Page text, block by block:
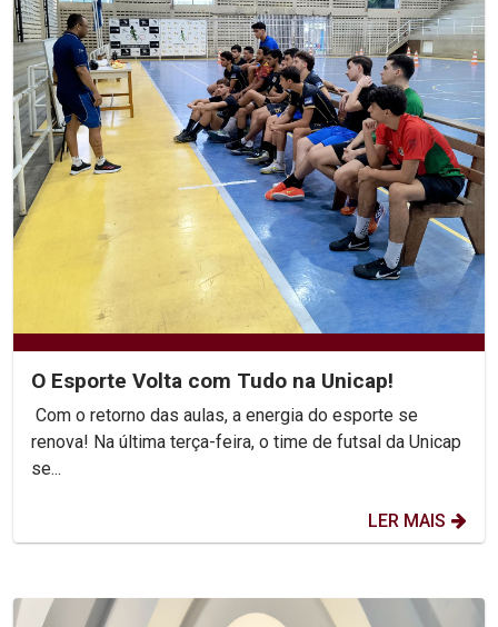
O Esporte Volta com Tudo na Unicap!
Com o retorno das aulas, a energia do esporte se
renova! Na última terça-feira, o time de futsal da Unicap
se...
LER MAIS